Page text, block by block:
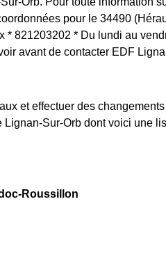
pour le 34490
821203202 * Du lundi au
avant de contacter EDF
et effectuer des
Sur-Orb dont voici une
Roussillon